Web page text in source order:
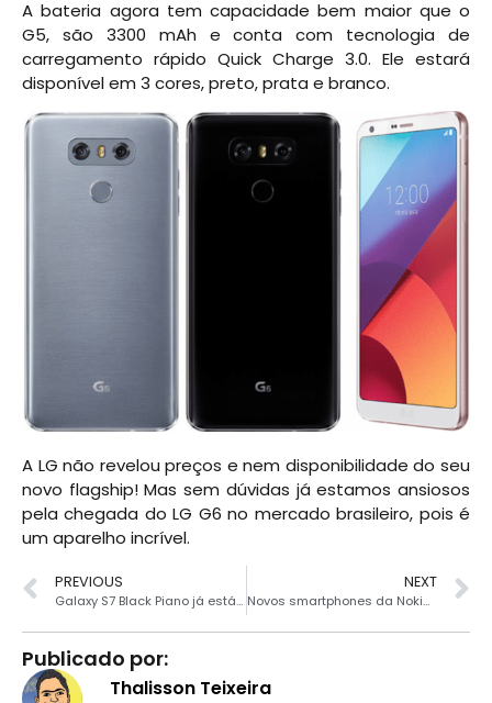
A bateria agora tem capacidade bem maior que o
G5, são 3300 mAh e conta com tecnologia de
carregamento rápido Quick Charge 3.0. Ele estará
disponível em 3 cores, preto, prata e branco.
A LG não revelou preços e nem disponibilidade do seu
novo flagship! Mas sem dúvidas já estamos ansiosos
pela chegada do LG G6 no mercado brasileiro, pois é
um aparelho incrível.
PREVIOUS
Galaxy S7 Black Piano já está disponível e com Desconto
NEXT
Novos smartphones da Nokia são lindos e com Android 7.1 Nougat
Publicado por:
Thalisson Teixeira